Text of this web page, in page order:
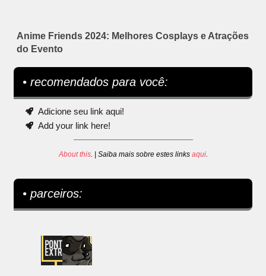
Anime Friends 2024: Melhores Cosplays e Atrações
do Evento
• recomendados para você:
Adicione seu link aqui!
Add your link here!
About this. | Saiba mais sobre estes links aqui.
• parceiros: